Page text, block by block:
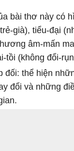
bài thơ này có
già), tiểu-đại
âm-mấn
tồi (không đổi-
đối: thể hiện
đổi và những